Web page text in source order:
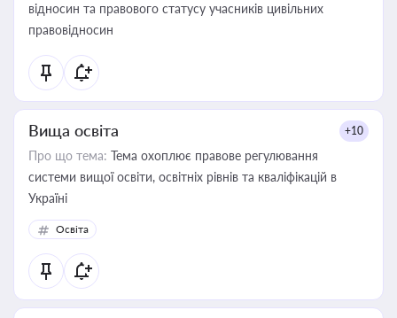
відносин та правового статусу учасників цивільних
правовідносин
Вища освіта +10
Про що тема: Тема охоплює правове регулювання
системи вищої освіти, освітніх рівнів та кваліфікацій в
Україні
Освіта